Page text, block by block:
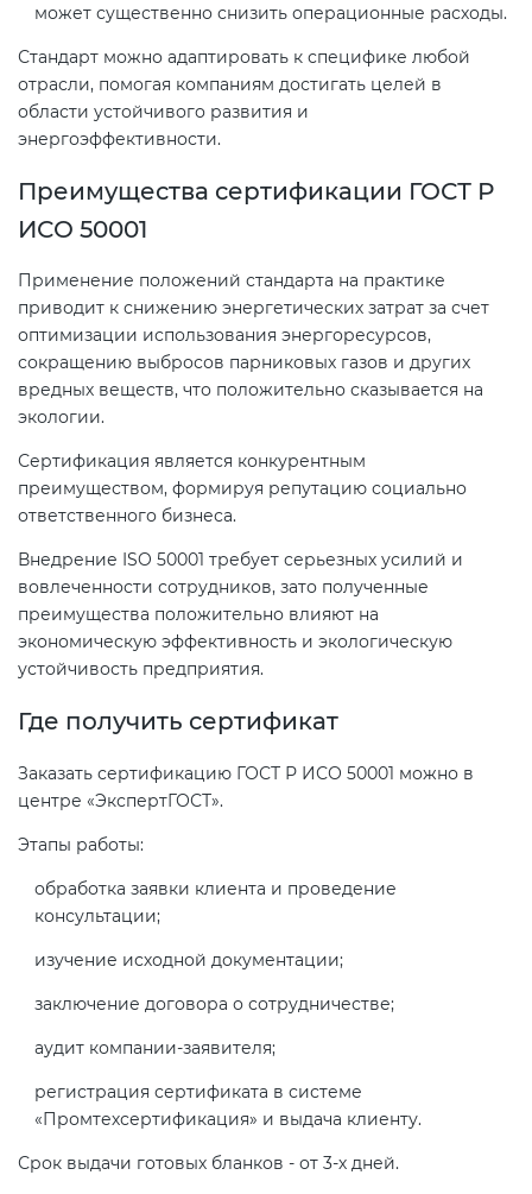
может существенно снизить операционные расходы.
Стандарт можно адаптировать к специфике любой
отрасли, помогая компаниям достигать целей в
области устойчивого развития и
энергоэффективности.
Преимущества сертификации ГОСТ Р
ИСО 50001
Применение положений стандарта на практике
приводит к снижению энергетических затрат за счет
оптимизации использования энергоресурсов,
сокращению выбросов парниковых газов и других
вредных веществ, что положительно сказывается на
экологии.
Сертификация является конкурентным
преимуществом, формируя репутацию социально
ответственного бизнеса.
Внедрение ISO 50001 требует серьезных усилий и
вовлеченности сотрудников, зато полученные
преимущества положительно влияют на
экономическую эффективность и экологическую
устойчивость предприятия.
Где получить сертификат
Заказать сертификацию ГОСТ Р ИСО 50001 можно в
центре «ЭкспертГОСТ».
Этапы работы:
обработка заявки клиента и проведение
консультации;
изучение исходной документации;
заключение договора о сотрудничестве;
аудит компании-заявителя;
регистрация сертификата в системе
«Промтехсертификация» и выдача клиенту.
Срок выдачи готовых бланков - от 3-х дней.